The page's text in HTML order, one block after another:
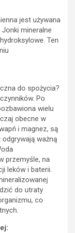
jest używana
mineralne
Ten
do spożycia?
Po
wielu
obecne w
i magnez, są
ważną
przemyśle, na
leków i baterii.
do utraty
co